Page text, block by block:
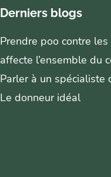
Derniers blogs
Prendre poo contre
affecte l’ensemble du
Parler à un spécialiste
Le donneur idéal